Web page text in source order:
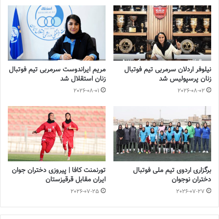
نیلوفر اردلان سرمربی تیم فوتبال
زنان پرسپولیس شد
2026-08-02
مریم ایراندوست سرمربی تیم فوتبال
زنان استقلال شد
2026-08-01
برگزاری اردوی تیم ملی فوتبال
دختران نوجوان
2026-07-27
تورنمنت کافا | پیروزی دختران جوان
ایران مقابل قرقیزستان
2026-07-25